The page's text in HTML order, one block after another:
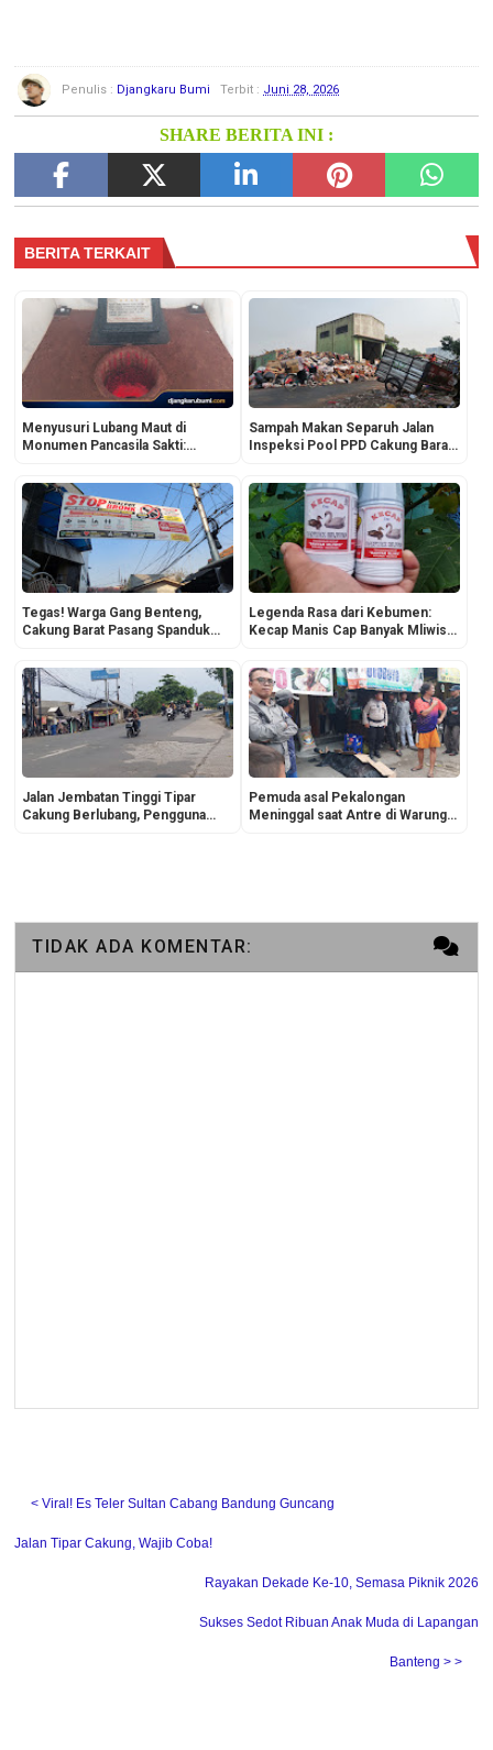
Penulis : Djangkaru Bumi Terbit : Juni 28, 2026
SHARE BERITA INI :
BERITA TERKAIT
Menyusuri Lubang Maut di
Monumen Pancasila Sakti:
Adem dan Rimbun
Sampah Makan Separuh Jalan
Inspeksi Pool PPD Cakung Barat:
Lurah, Mengapa Bisa Kewalahan?
Tegas! Warga Gang Benteng,
Cakung Barat Pasang Spanduk
Ketertiban Lingkungan
Legenda Rasa dari Kebumen:
Kecap Manis Cap Banyak Mliwis
Sejak 1960
Jalan Jembatan Tinggi Tipar
Cakung Berlubang, Pengguna
Pemuda asal Pekalongan
Meninggal saat Antre di Warung
TIDAK ADA KOMENTAR:
˂ Viral! Es Teler Sultan Cabang Bandung Guncang
Jalan Tipar Cakung, Wajib Coba!
Rayakan Dekade Ke-10, Semasa Piknik 2026
Sukses Sedot Ribuan Anak Muda di Lapangan
Banteng ˃ ˃